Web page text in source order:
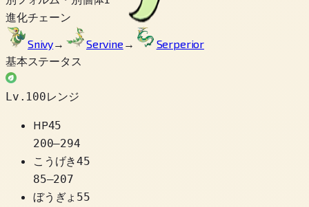
進化チェーン
Snivy→ Servine →
Serperior
基本ステータス
Lv.100レンジ
HP45
200–294
こうげき45
85–207
ぼうぎょ 55